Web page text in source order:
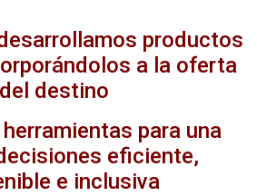
productos
a la oferta
del destino
para una
eficiente,
e inclusiva